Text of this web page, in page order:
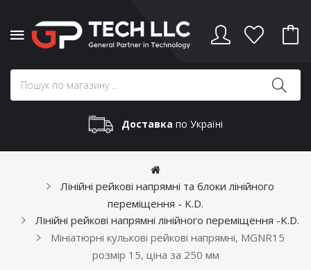
Доставка по Україні
Лінійні рейкові напрямні та блоки лінійного
переміщення - K.D.
Лінійні рейкові напрямні лінійного переміщення -K.D.
Мініатюрні кулькові рейкові напрямні, MGNR15
розмір 15, ціна за 250 мм